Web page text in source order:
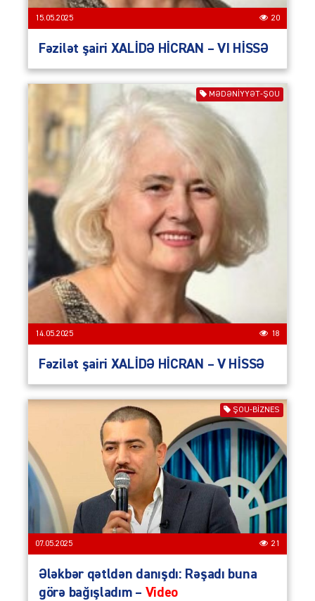
15.05.2025 20
Fəzilət şairi XALİDƏ HİCRAN – VI HİSSƏ
MƏDƏNIYYƏT-ŞOU
14.05.2025 18
Fəzilət şairi XALİDƏ HİCRAN – V HİSSƏ
ŞOU-BIZNES
07.05.2025 21
Ələkbər qətldən danışdı: Rəşadı buna
görə bağışladım – Video